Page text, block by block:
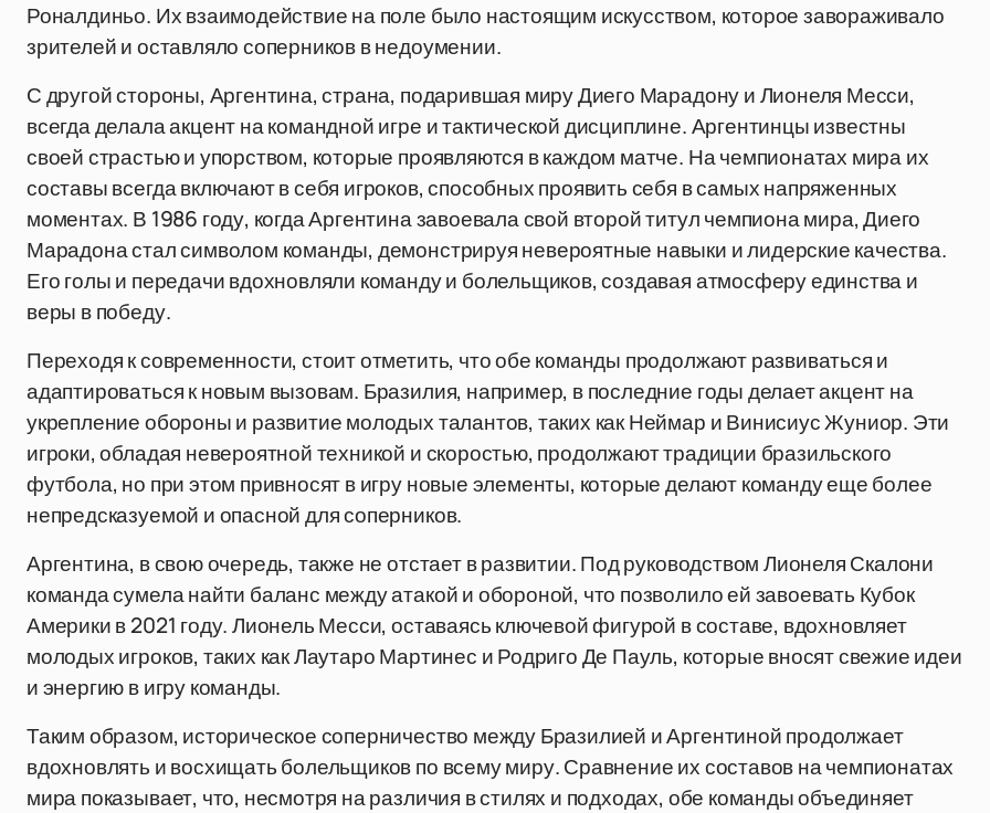
Роналдиньо. Их взаимодействие на поле было настоящим искусством, которое завораживало
зрителей и оставляло соперников в недоумении.
С другой стороны, Аргентина, страна, подарившая миру Диего Марадону и Лионеля Месси,
всегда делала акцент на командной игре и тактической дисциплине. Аргентинцы известны
своей страстью и упорством, которые проявляются в каждом матче. На чемпионатах мира их
составы всегда включают в себя игроков, способных проявить себя в самых напряженных
моментах. В 1986 году, когда Аргентина завоевала свой второй титул чемпиона мира, Диего
Марадона стал символом команды, демонстрируя невероятные навыки и лидерские качества.
Его голы и передачи вдохновляли команду и болельщиков, создавая атмосферу единства и
веры в победу.
Переходя к современности, стоит отметить, что обе команды продолжают развиваться и
адаптироваться к новым вызовам. Бразилия, например, в последние годы делает акцент на
укрепление обороны и развитие молодых талантов, таких как Неймар и Винисиус Жуниор. Эти
игроки, обладая невероятной техникой и скоростью, продолжают традиции бразильского
футбола, но при этом привносят в игру новые элементы, которые делают команду еще более
непредсказуемой и опасной для соперников.
Аргентина, в свою очередь, также не отстает в развитии. Под руководством Лионеля Скалони
команда сумела найти баланс между атакой и обороной, что позволило ей завоевать Кубок
Америки в 2021 году. Лионель Месси, оставаясь ключевой фигурой в составе, вдохновляет
молодых игроков, таких как Лаутаро Мартинес и Родриго Де Пауль, которые вносят свежие идеи
и энергию в игру команды.
Таким образом, историческое соперничество между Бразилией и Аргентиной продолжает
вдохновлять и восхищать болельщиков по всему миру. Сравнение их составов на чемпионатах
мира показывает, что, несмотря на различия в стилях и подходах, обе команды объединяет